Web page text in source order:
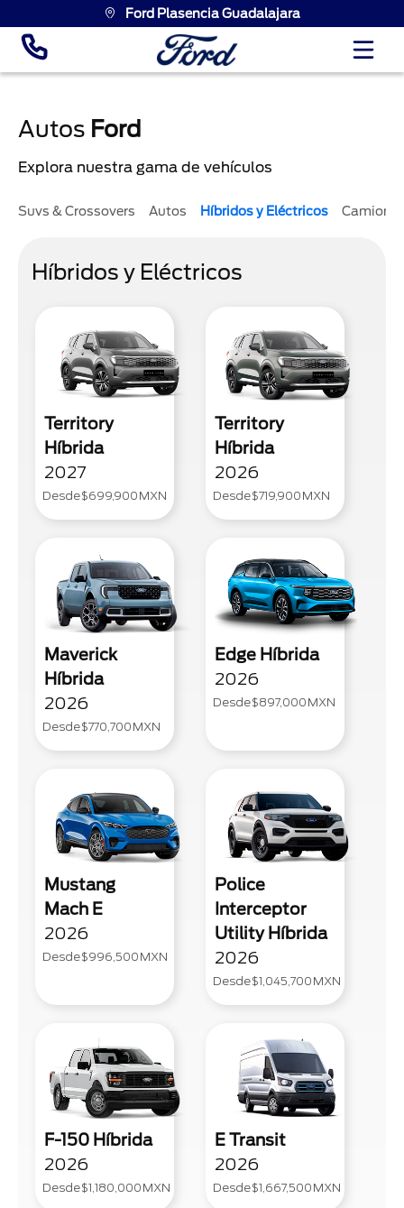
Ford Plasencia Guadalajara
Autos Ford
Explora nuestra gama de vehículos
Suvs & Crossovers Autos Híbridos y Eléctricos
Híbridos y Eléctricos
Territory
Híbrida
2027
Desde$699,900 MXN
Territory
Híbrida
2026
Desde$719,900 MXN
Maverick
Híbrida
2026
Desde$770,700 MXN
Edge Híbrida
2026
Desde$897,000 MXN
Mustang
Mach E
2026
Desde$996,500 MXN
Police
Interceptor
Utility Híbrida
2026
Desde$1,045,700 MXN
F-150 Híbrida
2026
Desde$1,180,000 MXN
E Transit
2026
Desde$1,667,500 MXN